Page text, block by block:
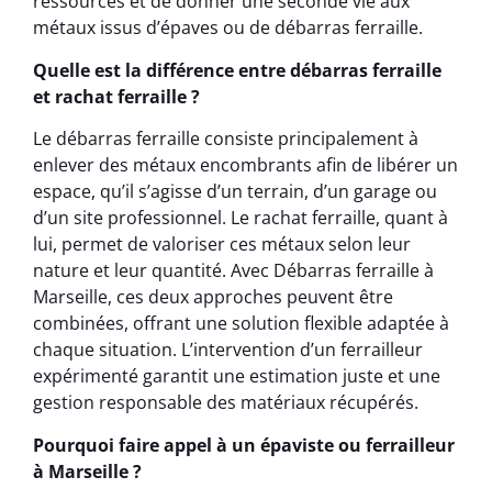
métaux issus d’épaves ou de débarras ferraille.
Quelle est la différence entre débarras ferraille
et rachat ferraille ?
Le débarras ferraille consiste principalement à
enlever des métaux encombrants afin de libérer un
espace, qu’il s’agisse d’un terrain, d’un garage ou
d’un site professionnel. Le rachat ferraille, quant à
lui, permet de valoriser ces métaux selon leur
nature et leur quantité. Avec Débarras ferraille à
Marseille, ces deux approches peuvent être
combinées, offrant une solution flexible adaptée à
chaque situation. L’intervention d’un ferrailleur
expérimenté garantit une estimation juste et une
gestion responsable des matériaux récupérés.
Pourquoi faire appel à un épaviste ou ferrailleur
à Marseille ?